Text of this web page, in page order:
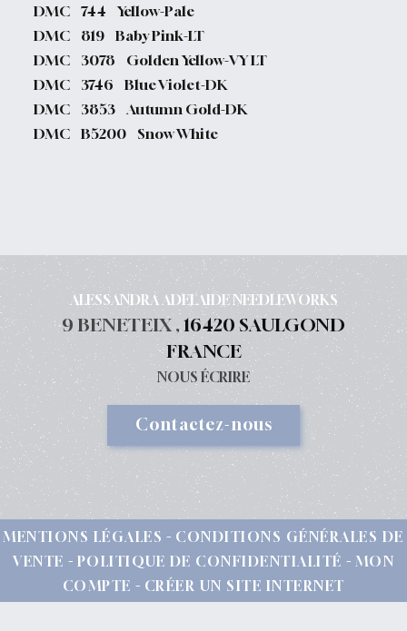
DMC 744 Yellow-Pale
DMC 819 Baby Pink-LT
DMC 3078 Golden Yellow-VY LT
DMC 3746 Blue Violet-DK
DMC 3853 Autumn Gold-DK
DMC B5200 Snow White
ALESSANDRA ADELAIDE NEEDLEWORKS
9 BENETEIX ,16420 SAULGOND
FRANCE
NOUS ÉCRIRE
Contactez-nous
MENTIONS LÉGALES
CONDITIONS GÉNÉRALES DE
VENTE
POLITIQUE DE CONFIDENTIALITÉ
MON
COMPTE
CRÉER UN SITE INTERNET